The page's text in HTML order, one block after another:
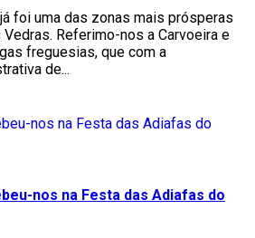
foi uma das zonas mais prósperas
Referimo-nos a Carvoeira e
freguesias, que com a
de...
nos na Festa das Adiafas do